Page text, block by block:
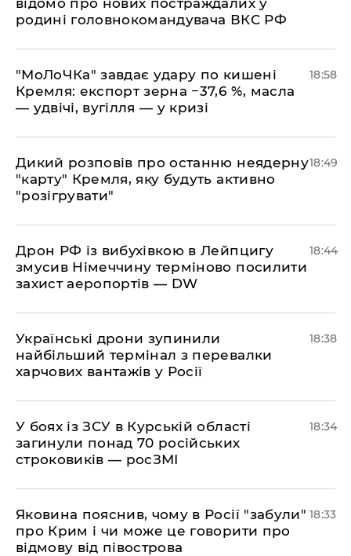
родині головнокомандувача ВКС РФ
​"МоЛоЧКа" завдає удару по кишені
Кремля: експорт зерна −37,6 %, масла
— удвічі, вугілля — у кризі
18:58
​Дикий розповів про останню неядерну
"карту" Кремля, яку будуть активно
"розігрувати"
18:49
​Дрон РФ із вибухівкою в Лейпцигу
змусив Німеччину терміново посилити
захист аеропортів — DW
18:44
​Українські дрони зупинили
найбільший термінал з перевалки
харчових вантажів у Росії
18:38
​У боях із ЗСУ в Курській області
загинули понад 70 російських
строковиків — росЗМІ
18:34
​Яковина пояснив, чому в Росії "забули"
про Крим і чи може це говорити про
відмову від півострова
18:33